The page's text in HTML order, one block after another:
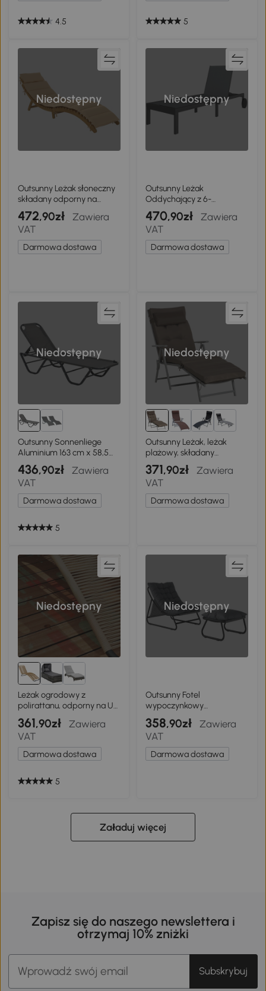
4.5 5
Niedostępny
Outsunny Leżak słoneczny
składany odporny na
warunki atmosferyczne
leżak ogrodowy z drewna
z tapicerką i zagłówkiem
uchwyt do przenoszenia
183 x 54 x 63 cm, beżowy
472,90zł
Zawiera
VAT
Darmowa dostawa
Niedostępny
Outsunny Leżak
Oddychający z 6-
stopniową Regulacją
Oparcia, Kółkami,
Aluminiową Ramą
470,90zł
Zawiera
VAT
Darmowa dostawa
Niedostępny
Outsunny Sonnenliege
Aluminium 163 cm x 58,5
cm x 89 cm
436,90zł
Zawiera
VAT
Darmowa dostawa
5
Niedostępny
2+
Outsunny Leżak, leżak
plażowy, składany
regulowany z poduszką,
ogród, metal, tkanina,
brązowy
371,90zł
Zawiera
VAT
Darmowa dostawa
Niedostępny
Leżak ogrodowy z
polirattanu, odporny na UV,
wodoodporny
361,90zł
Zawiera
VAT
Darmowa dostawa
5
Niedostępny
Outsunny Fotel
wypoczynkowy
zewnętrzny z podnóżkiem,
poduszka 13 cm,
antypoślizgowe nóżki,
ciemnoszary
358,90zł
Zawiera
VAT
Darmowa dostawa
Załaduj więcej
Zapisz się do naszego newslettera i
otrzymaj 10% zniżki
Subskrybuj